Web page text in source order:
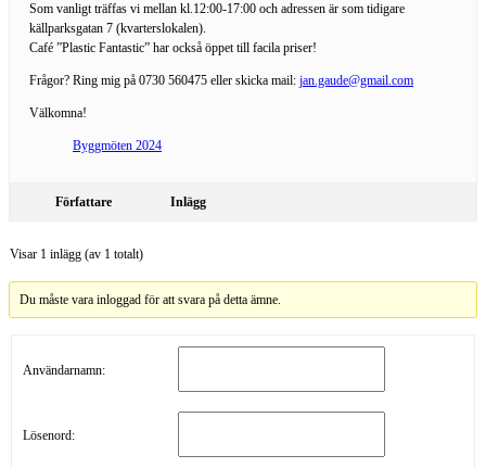
Som vanligt träffas vi mellan kl.12:00-17:00 och adressen är som tidigare
källparksgatan 7 (kvarterslokalen).
Café ”Plastic Fantastic” har också öppet till facila priser!
Frågor? Ring mig på 0730 560475 eller skicka mail: jan.gaude@gmail.com
Välkomna!
Byggmöten 2024
Författare Inlägg
Visar 1 inlägg (av 1 totalt)
Du måste vara inloggad för att svara på detta ämne.
Användarnamn:
Lösenord: